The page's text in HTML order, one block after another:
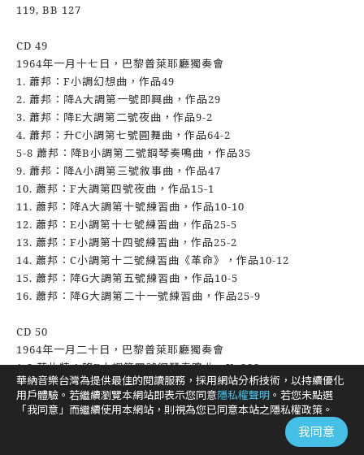
119, BB 127
CD 49
1964年一月十七日，巴黎普萊耶廳獨奏會
1. 蕭邦：F小調幻想曲，作品49
2. 蕭邦：降A大調第一號即興曲，作品29
3. 蕭邦：降E大調第二號夜曲，作品9-2
4. 蕭邦：升C小調第七號圓舞曲，作品64-2
5-8 蕭邦：降B小調第二號鋼琴奏鳴曲，作品35
9. 蕭邦：降A小調第三號敘事曲，作品47
10. 蕭邦：F大調第四號夜曲，作品15-1
11. 蕭邦：降A大調第十號練習曲，作品10-10
12. 蕭邦：E小調第十七號練習曲，作品25-5
13. 蕭邦：F小調第十四號練習曲，作品25-2
14. 蕭邦：C小調第十二號練習曲《革命》，作品10-12
15. 蕭邦：降G大調第五號練習曲，作品10-5
16. 蕭邦：降G大調第二十一號練習曲，作品25-9
CD 50
1964年一月二十日，巴黎普萊耶廳獨奏會
1-3 莫札特：降E大調第四號鋼琴奏鳴曲，K. 282
4-6 蕭邦：B小調第三號鋼琴奏鳴曲，作品58（因錄音技術問題，
只有前三樂章）
20-22 普羅高菲夫：降B大調第七號鋼琴奏鳴曲，作品83
華納音樂台灣為提供最佳的閱讀服務，採用網站分析技術，以持續優化
用戶體驗。若繼續瀏覽本網站即表示您同意隱私權聲明 。若您未點選
「我同意」而繼續使用本網站，則視為您已同意本站之隱私權政策。
我同意